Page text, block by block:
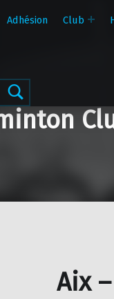
Adhésion Club
Aix